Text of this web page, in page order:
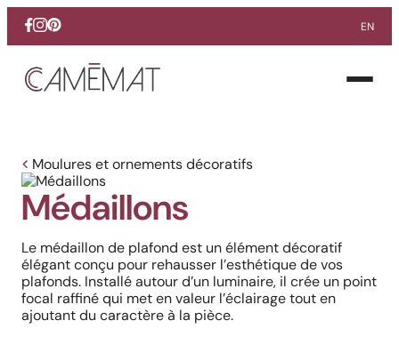
Facebook
Instagram
Pinterest EN
Ouvrir
Moulures et ornements décoratifs
Médaillons
Le médaillon de plafond est un élément décoratif
élégant conçu pour rehausser l’esthétique de vos
plafonds. Installé autour d’un luminaire, il crée un point
focal raffiné qui met en valeur l’éclairage tout en
ajoutant du caractère à la pièce.